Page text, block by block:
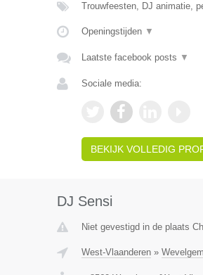
Trouwfeesten, DJ animatie,
Openingstijden ▼
Laatste facebook posts ▼
Sociale media:
BEKIJK VOLLEDIG
DJ Sensi
Niet gevestigd in de plaats
West-Vlaanderen» Wevelgem